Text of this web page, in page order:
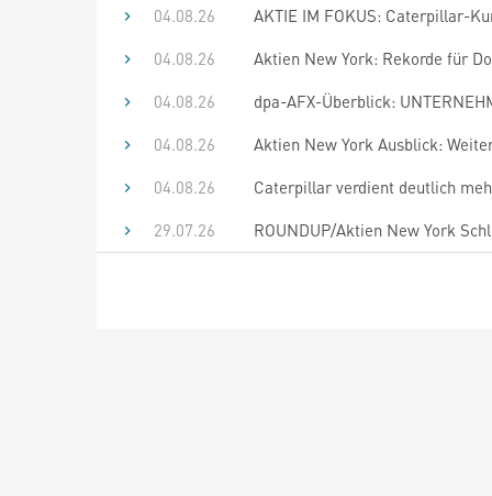
04.08.26
AKTIE IM FOKUS: Caterpillar-
04.08.26
Aktien New York: Rekorde für
04.08.26
dpa-AFX-Überblick:
04.08.26
Aktien New York Ausblick:
04.08.26
Caterpillar verdient deutlich
29.07.26
ROUNDUP/Aktien New York